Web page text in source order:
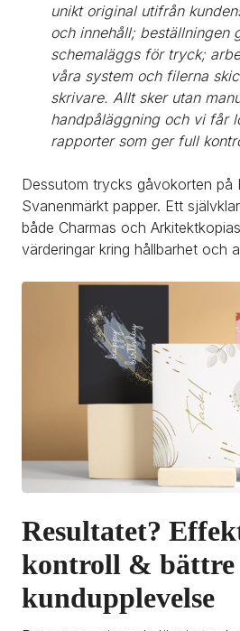
unikt original utifrån
och innehåll; beställningen
schemaläggs för tryck;
våra system och filerna
skrivare. Allt sker utan
handpåläggning och vi får
rapporter som ger full
Dessutom trycks gåvokorten på
Svanenmärkt papper. Ett
både Charmas och
värderingar kring hållbarhet och
Resultatet?
kontroll & bättre
kundupplevelse